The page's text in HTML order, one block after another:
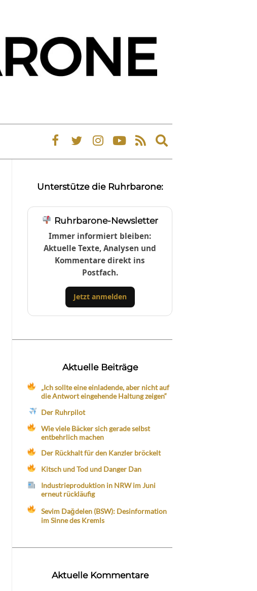
Expand
search
Unterstütze die Ruhrbarone:
Ruhrbarone-Newsletter
Immer informiert bleiben:
Aktuelle Texte, Analysen und
Kommentare direkt ins
Postfach.
Jetzt anmelden
Aktuelle Beiträge
„Ich sollte eine einladende, aber nicht auf
die Antwort eingehende Haltung zeigen“
Der Ruhrpilot
Wie viele Bäcker sich gerade selbst
entbehrlich machen
Der Rückhalt für den Kanzler bröckelt
Kitsch und Tod und Danger Dan
Industrieproduktion in NRW im Juni
erneut rückläufig
Sevim Dağdelen (BSW): Desinformation
im Sinne des Kremls
Aktuelle Kommentare